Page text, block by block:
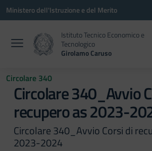
Vai ai contenuti
Vai al menu di navigazione
Vai al footer
Ministero dell'Istruzione e del Merito
Istituto Tecnico Economico e
Tecnologico
Girolamo Caruso
Circolare 340
Circolare 340_Avvio
recupero as 2023-
Circolare 340_Avvio Corsi di
2023-2024